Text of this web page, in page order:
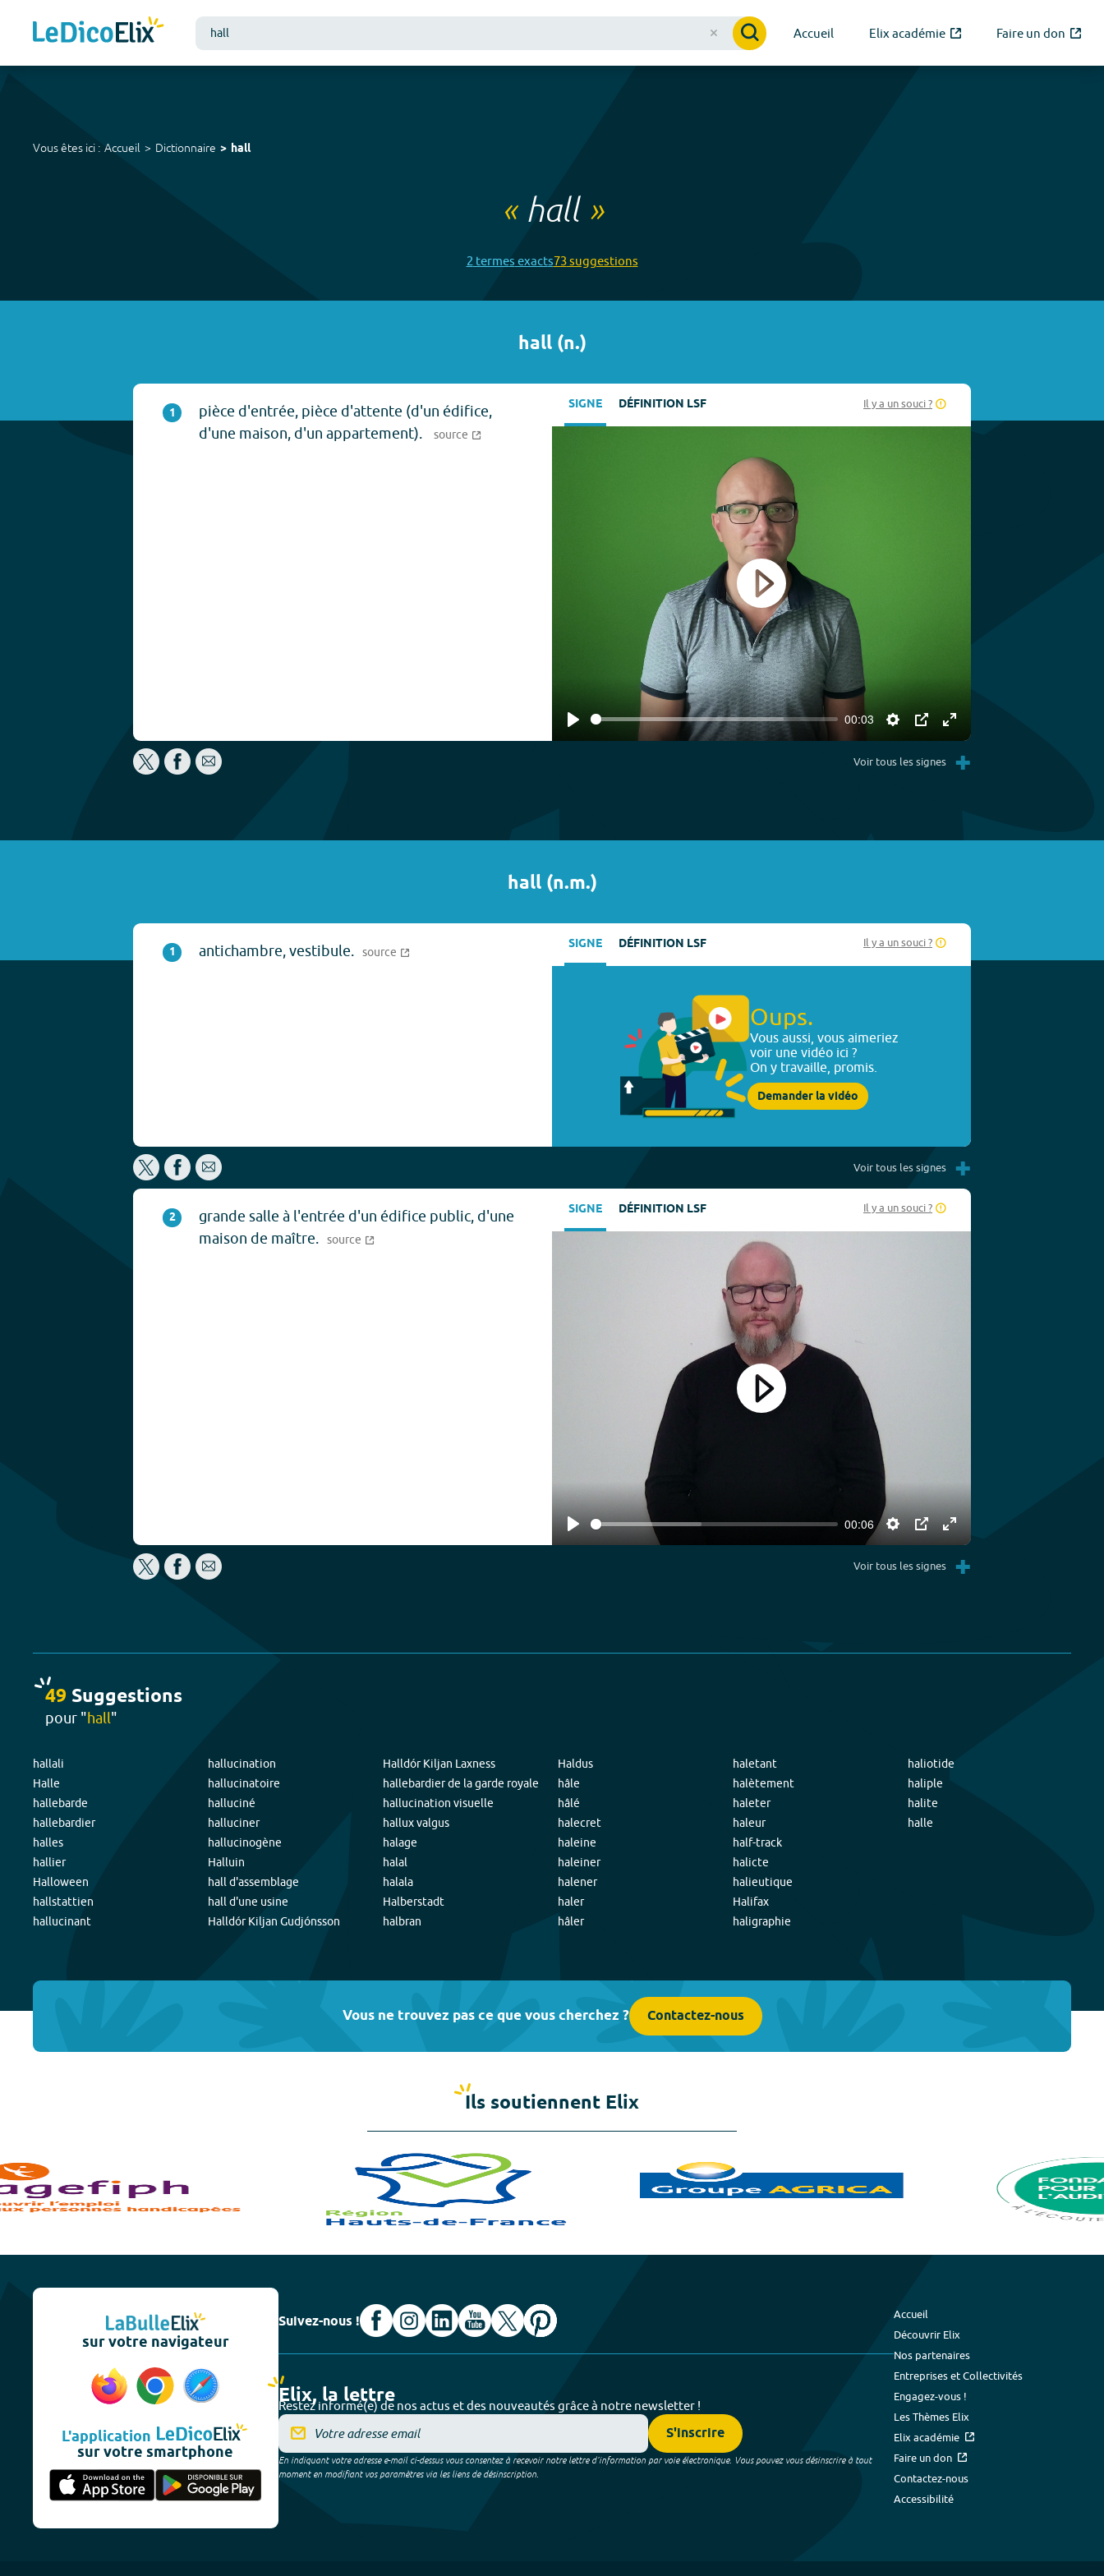
Accueil Elix académie Faire un don
Vous êtes ici : Accueil Dictionnaire hall
« hall»
2 termes exacts73suggestions
hall(n.)
1
pièce d'entrée, pièce d'attente (d'un édifice,
d'une maison, d'un appartement).
source
SIGNE DÉFINITION LSF Il y a un souci ?
Play
00:03
Settings
PIP Enter
fullscreen
Play
Voir tous les signes +
hall(n.m.)
1 antichambre, vestibule. source SIGNE DÉFINITION LSF Il y a un souci ?
Oups.
Vous aussi, vous aimeriez
voir une vidéo ici ?
On y travaille, promis.
Demander la vidéo
Voir tous les signes +
2
grande salle à l'entrée d'un édifice public, d'une
maison de maître. source
SIGNE DÉFINITION LSF Il y a un souci ?
Play
00:06
Settings
PIP Enter
fullscreen
Play
Voir tous les signes +
49 Suggestions
pour "hall"
hallali
Halle
hallebarde
hallebardier
halles
hallier
Halloween
hallstattien
hallucinant
hallucination
hallucinatoire
halluciné
halluciner
hallucinogène
Halluin
hall d'assemblage
hall d'une usine
Halldór Kiljan Gudjónsson
Halldór Kiljan Laxness
hallebardier de la garde royale
hallucination visuelle
hallux valgus
halage
halal
halala
Halberstadt
halbran
Haldus
hâle
hâlé
halecret
haleine
haleiner
halener
haler
hâler
haletant
halètement
haleter
haleur
half-track
halicte
halieutique
Halifax
haligraphie
haliotide
haliple
halite
halle
Vous ne trouvez pas ce que vous cherchez ? Contactez-nous
Ils soutiennent Elix
sur votre navigateur
L'application
sur votre smartphone
Suivez-nous !
Elix, la lettre
Restez informé(e) de nos actus et des nouveautés grâce à notre newsletter !
S'inscrire
En indiquant votre adresse e-mail ci-dessus vous consentez à recevoir notre lettre d’information par voie électronique. Vous pouvez vous désinscrire à tout
moment en modifiant vos paramètres via les liens de désinscription.
Accueil
Découvrir Elix
Nos partenaires
Entreprises et Collectivités
Engagez-vous !
Les Thèmes Elix
Elix académie
Faire un don
Contactez-nous
Accessibilité